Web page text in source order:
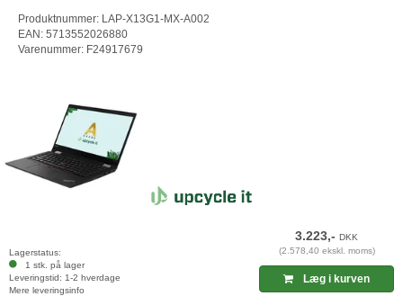
Produktnummer: LAP-X13G1-MX-A002
EAN: 5713552026880
Varenummer: F24917679
Lagerstatus:
1 stk. på lager
Leveringstid: 1-2 hverdage
Mere leveringsinfo
3.223,-DKK
(2.578,40 ekskl. moms)
Læg i kurven